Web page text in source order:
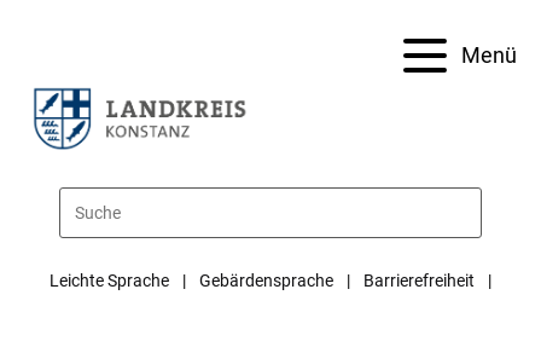
Menü
Leichte Sprache Gebärdensprache Barrierefreiheit